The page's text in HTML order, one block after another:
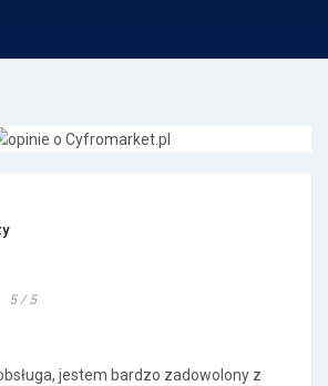
5 / 5
jestem bardzo zadowolony z